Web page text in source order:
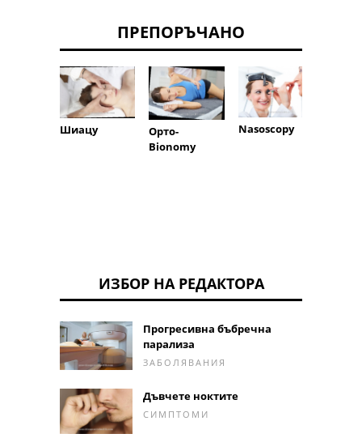
ПРЕПОРЪЧАНО
Шиацу
Орто-
Bionomy
Nasoscopy
ИЗБОР НА РЕДАКТОРА
Прогресивна бъбречна
парализа
ЗАБОЛЯВАНИЯ
Дъвчете ноктите
СИМПТОМИ